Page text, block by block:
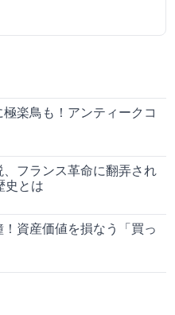
楽鳥も！アンティークコ
フランス革命に翻弄され
史とは
資産価値を損なう「買っ